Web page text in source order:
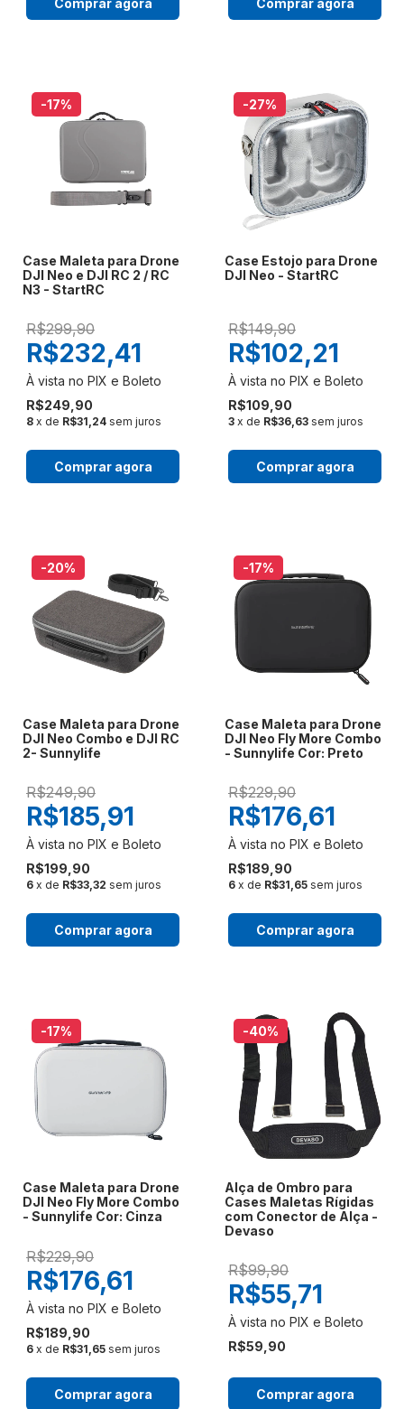
Comprar agora Comprar agora
-17%
Case Maleta para Drone
DJI Neo e DJI RC 2 / RC
N3 - StartRC
R$299,90
R$249,90
R$232,41
8 x de R$31,24 sem juros
Comprar agora
-27%
Case Estojo para Drone
DJI Neo - StartRC
R$149,90
R$109,90
R$102,21
3 x de R$36,63 sem juros
Comprar agora
-20%
Case Maleta para Drone
DJI Neo Combo e DJI RC
2- Sunnylife
R$249,90
R$199,90
R$185,91
6 x de R$33,32 sem juros
Comprar agora
-17%
Case Maleta para Drone
DJI Neo Fly More Combo
- Sunnylife Cor: Preto
R$229,90
R$189,90
R$176,61
6 x de R$31,65 sem juros
Comprar agora
-17%
Case Maleta para Drone
DJI Neo Fly More Combo
- Sunnylife Cor: Cinza
R$229,90
R$189,90
R$176,61
6 x de R$31,65 sem juros
Comprar agora
-40%
Alça de Ombro para
Cases Maletas Rígidas
com Conector de Alça -
Devaso
R$99,90
R$59,90
R$55,71
Comprar agora